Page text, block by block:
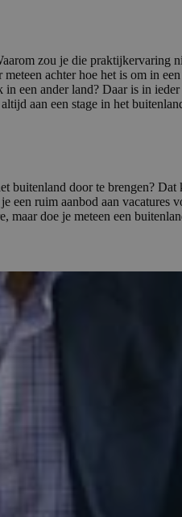
zou je die
achter hoe het is om in
een ander land? Daar is in
aan een stage in het
door te brengen?
een ruim aanbod aan vacatures
doe je meteen een